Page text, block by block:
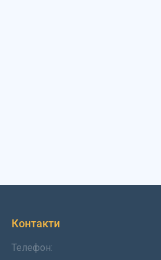
Контакти
Телефон: